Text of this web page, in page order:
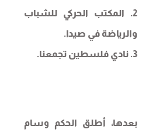
2. المكتب الحركي للشباب
والرياضة في صيدا.
بعدها، أطلق الحكم وسام